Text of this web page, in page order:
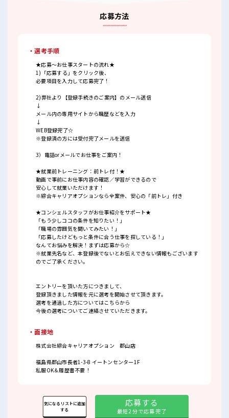
応募方法
・選考手順
★応募～お仕事スタートの流れ★
1)「応募する」をクリック後、
必要項目を入力して応募完了！
2)弊社より【登録手続きのご案内】のメール送信
↓
メール内の専用サイトから職歴などを入力
↓
WEB登録完了☆
※登録済の方には受付完了メールを送信
3）電話orメールでお仕事をご案内！
★就業前トレーニング：前トレ付！★
動画で事前にお仕事内容の確認／学習ができるので
安心して就業いただけます！
※綜合キャリアオプションなら全案件、安心の「前トレ」付き
★コンシェルスタッフがお仕事紹介をサポート★
「もう少しココの条件を知りたい！」
「職場の雰囲気を聞いてみたい！」
「応募したけどもっと条件に合う仕事を探している！」
なんてお悩みを解決！まずは応募から☆
※就業先名など、本登録後でないとお伝えできない情報もございます
のでご了承ください。
エントリーを頂いた方につきまして、
登録頂きました情報を元に選考を開始させて頂きます。
選考を通過した方についてはこちらから
今後の選考についてご連絡させていただきます。
・面接地
株式会社綜合キャリアオプション 郡山店
福島県郡山市長者1-3-8 イートンセンター1F
私服OK＆履歴書不要！
応募する
最短2分で応募完了
気になるリストに追加
する